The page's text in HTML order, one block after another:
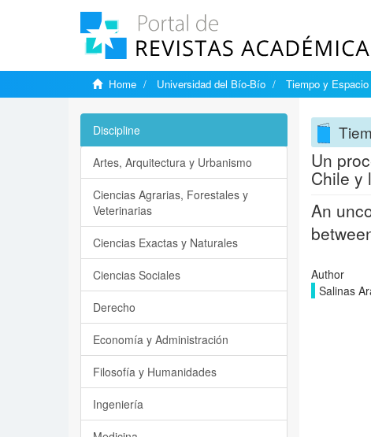
Home Universidad del Bío-Bío Tiempo y Espacio
Un
Chile y
An
Author
Salinas
Discipline
Artes, Arquitectura y Urbanismo
Ciencias Agrarias, Forestales y
Veterinarias
Ciencias Exactas y Naturales
Ciencias Sociales
Derecho
Economía y Administración
Filosofía y Humanidades
Ingeniería